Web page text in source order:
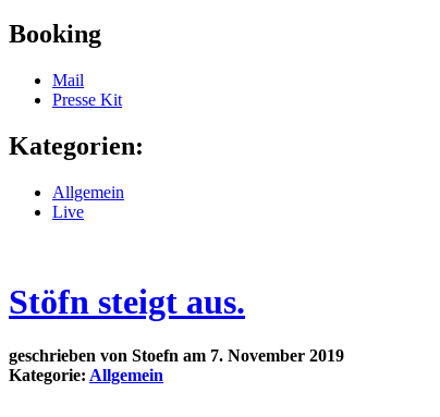
Booking
Mail
Presse Kit
Kategorien:
Allgemein
Live
Stöfn steigt aus.
geschrieben von Stoefn am 7. November 2019
Kategorie: Allgemein